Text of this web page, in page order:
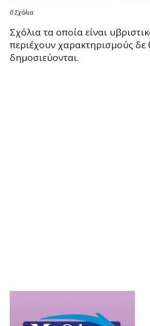
0 Σχόλια
Σχόλια τα οποία είναι
περιέχουν χαρακτηρισμούς δε
δημοσιεύονται.